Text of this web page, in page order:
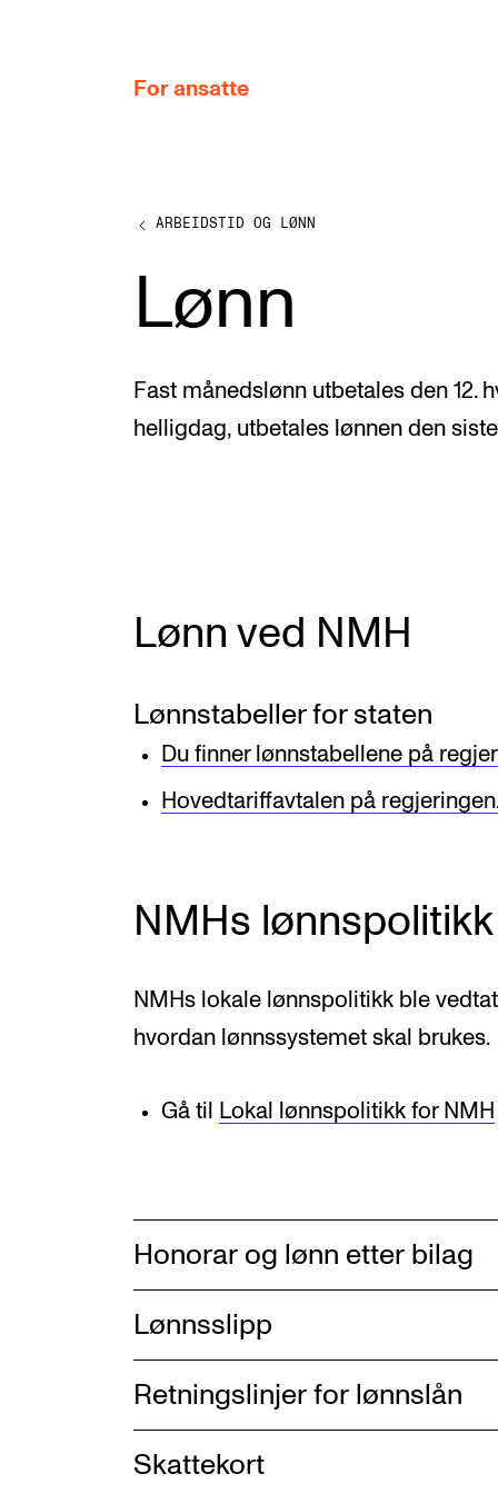
For ansatte
MITT ARBEIDSFORHOLD
Arbeidstid og lønn
Reiser og utveksling
Overordnet i mitt arbeid
UTVIKLINGSARBEID
Om FoU på NMH
Livet rundt FoU
For ph.d.-programmet i musikkforskning
ARBEIDSTID OG LØNN
Lønn
Fast månedslønn utbetales den 12.
helligdag, utbetales lønnen den
Lønn ved NMH
Lønnstabeller for staten
Du finner lønnstabellene på
Hovedtariffavtalen på
NMHs lønnspolitikk
NMHs lokale lønnspolitikk ble
hvordan lønnssystemet skal brukes.
Gå til Lokal lønnspolitikk for NMH
Honorar og lønn etter bilag
Lønnsslipp
Retningslinjer for lønnslån
Skattekort